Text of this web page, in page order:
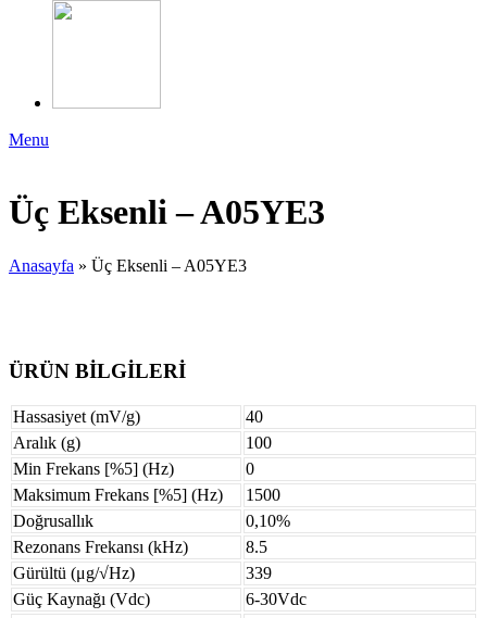
Menu
Üç Eksenli – A05YE3
Anasayfa » Üç Eksenli – A05YE3
ÜRÜN BİLGİLERİ
Hassasiyet (mV/g)
40
Aralık (g)
100
Min Frekans [%5] (Hz)
0
Maksimum Frekans [%5] (Hz)
1500
Doğrusallık
0,10%
Rezonans Frekansı (kHz)
8.5
Gürültü (μg/√Hz)
339
Güç Kaynağı (Vdc)
6-30Vdc